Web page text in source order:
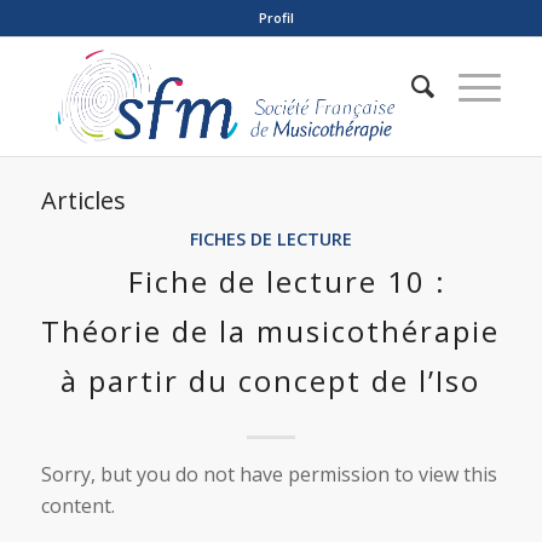
Profil
Articles
FICHES DE LECTURE
Fiche de lecture 10 :
Théorie de la musicothérapie
à partir du concept de l’Iso
Sorry, but you do not have permission to view this
content.